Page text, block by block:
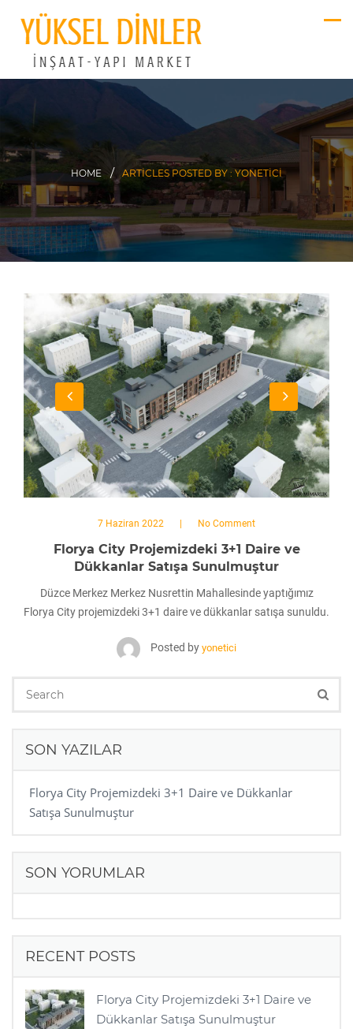
HOME ARTICLES POSTED BY : YONETICI
7 Haziran 2022 No Comment
Florya City Projemizdeki 3+1 Daire ve
Dükkanlar Satışa Sunulmuştur
Düzce Merkez Merkez Nusrettin Mahallesinde yaptığımız
Florya City projemizdeki 3+1 daire ve dükkanlar satışa sunuldu.
Posted by yonetici
SON YAZILAR
Florya City Projemizdeki 3+1 Daire ve Dükkanlar
Satışa Sunulmuştur
SON YORUMLAR
RECENT POSTS
Florya City Projemizdeki 3+1 Daire ve
Dükkanlar Satışa Sunulmuştur